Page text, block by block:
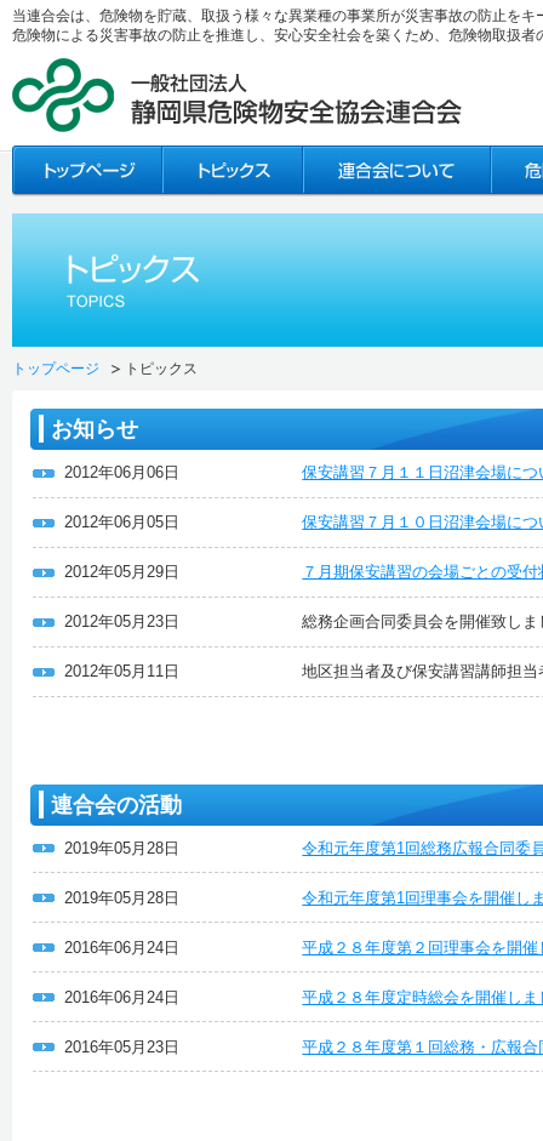
当連合会は、危険物を貯蔵、取扱う様々な異業種の事業所が災害事故の防止を
危険物による災害事故の防止を推進し、安心安全社会を築くため、危険物取扱
トップページ トピックス
お知らせ
2012年06月06日 保安講習７月１１日沼津会場に
2012年06月05日 保安講習７月１０日沼津会場に
2012年05月29日 ７月期保安講習の会場ごとの受
2012年05月23日 総務企画合同委員会を開催致しま
2012年05月11日 地区担当者及び保安講習講師担
連合会の活動
2019年05月28日 令和元年度第1回総務広報合同委
2019年05月28日 令和元年度第1回理事会を開催し
2016年06月24日 平成２８年度第２回理事会を開催
2016年06月24日 平成２８年度定時総会を開催しま
2016年05月23日 平成２８年度第１回総務・広報